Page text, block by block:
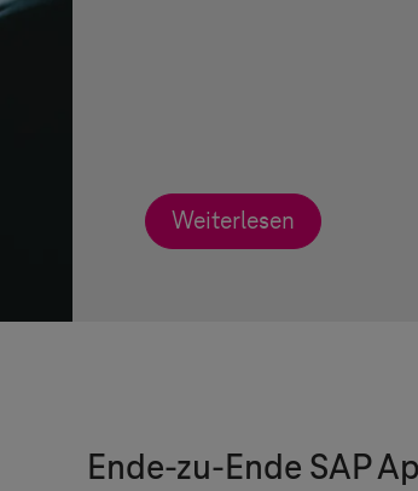
Weiterlesen
Ende-zu-Ende SAP